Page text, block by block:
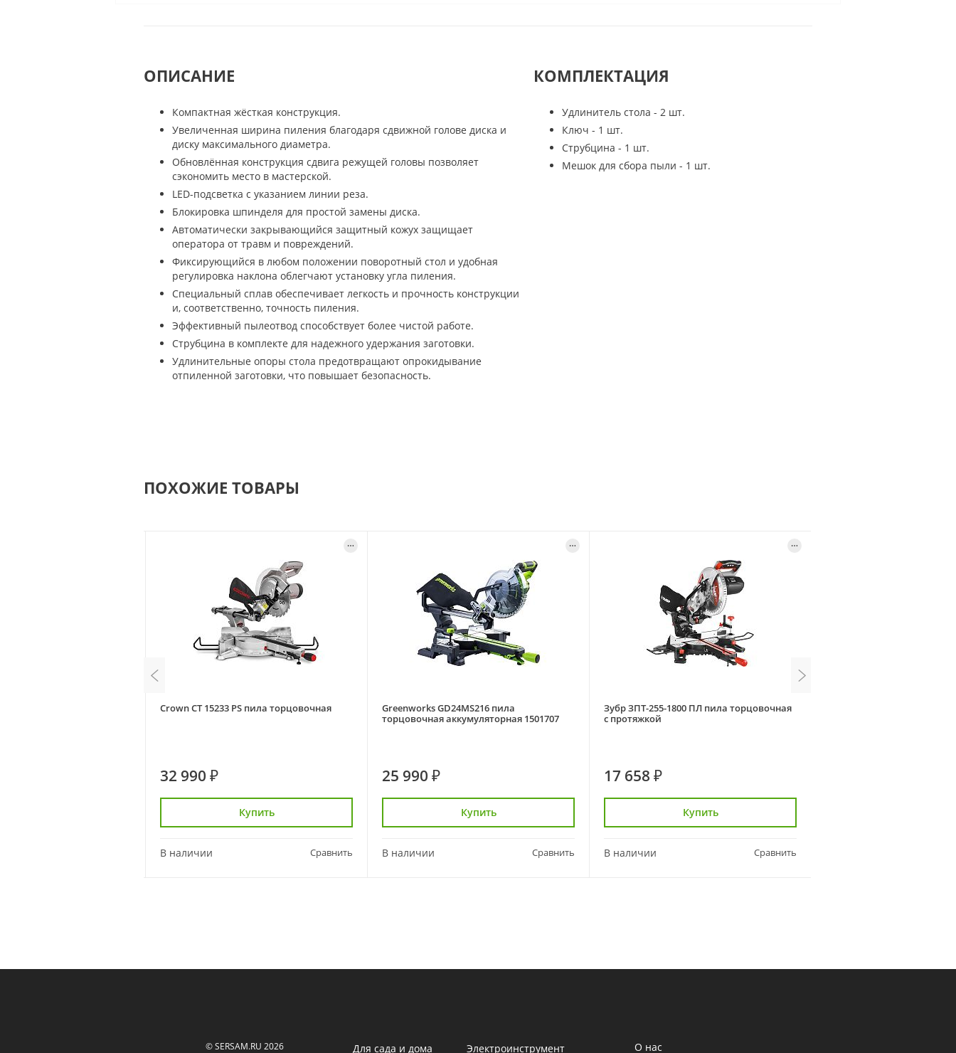
ОПИСАНИЕ
Компактная жёсткая конструкция.
Увеличенная ширина пиления благодаря сдвижной голове диска и
диску максимального диаметра.
Обновлённая конструкция сдвига режущей головы позволяет
сэкономить место в мастерской.
LED-подсветка с указанием линии реза.
Блокировка шпинделя для простой замены диска.
Автоматически закрывающийся защитный кожух защищает
оператора от травм и повреждений.
Фиксирующийся в любом положении поворотный стол и удобная
регулировка наклона облегчают установку угла пиления.
Специальный сплав обеспечивает легкость и прочность конструкции
и, соответственно, точность пиления.
Эффективный пылеотвод способствует более чистой работе.
Струбцина в комплекте для надежного удержания заготовки.
Удлинительные опоры стола предотвращают опрокидывание
отпиленной заготовки, что повышает безопасность.
КОМПЛЕКТАЦИЯ
Удлинитель стола - 2 шт.
Ключ - 1 шт.
Струбцина - 1 шт.
Мешок для сбора пыли - 1 шт.
ПОХОЖИЕ ТОВАРЫ
Crown CT 15233 PS пила торцовочная
32 990 ₽
Купить
В наличии Сравнить
Greenworks GD24MS216 пила
торцовочная аккумуляторная 1501707
25 990 ₽
Купить
В наличии Сравнить
Зубр ЗПТ-255-1800 ПЛ пила торцовочная
с протяжкой
17 658 ₽
Купить
В наличии Сравнить
© SERSAM.RU 2026 Для сада и дома Электроинструмент О нас